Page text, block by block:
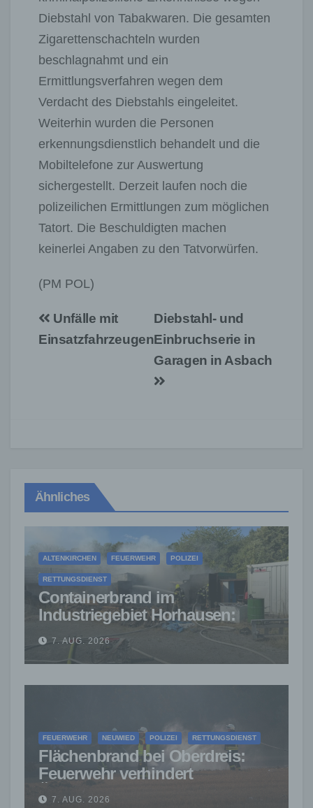
Diebstahl von Tabakwaren. Die gesamten
Zigarettenschachteln wurden
beschlagnahmt und ein
Ermittlungsverfahren wegen dem
Verdacht des Diebstahls eingeleitet.
Weiterhin wurden die Personen
erkennungsdienstlich behandelt und die
Mobiltelefone zur Auswertung
sichergestellt. Derzeit laufen noch die
polizeilichen Ermittlungen zum möglichen
Tatort. Die Beschuldigten machen
keinerlei Angaben zu den Tatvorwürfen.
(PM POL)
Beitragsnavigation
Diebstahl- und
Einbruchserie in
Garagen in Asbach
Unfälle mit
Einsatzfahrzeugen
Ähnliches
ALTENKIRCHEN FEUERWEHR POLIZEI
RETTUNGSDIENST
Containerbrand im
Industriegebiet Horhausen:
Feuerwehr verhindert weitere
Ausbreitung
7. AUG. 2026
FEUERWEHR NEUWIED POLIZEI RETTUNGSDIENST
Flächenbrand bei Oberdreis:
Feuerwehr verhindert
Übergreifen auf Waldgebiet
7. AUG. 2026